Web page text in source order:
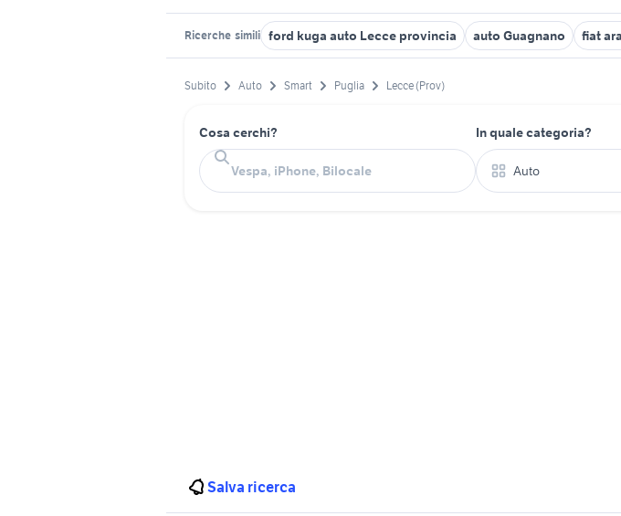
Ricerche simili ford kuga auto Lecce provincia auto Guagnano fiat
Subito Auto Smart Puglia Lecce (Prov)
Cosa cerchi? In quale categoria?
Auto
Salva ricerca